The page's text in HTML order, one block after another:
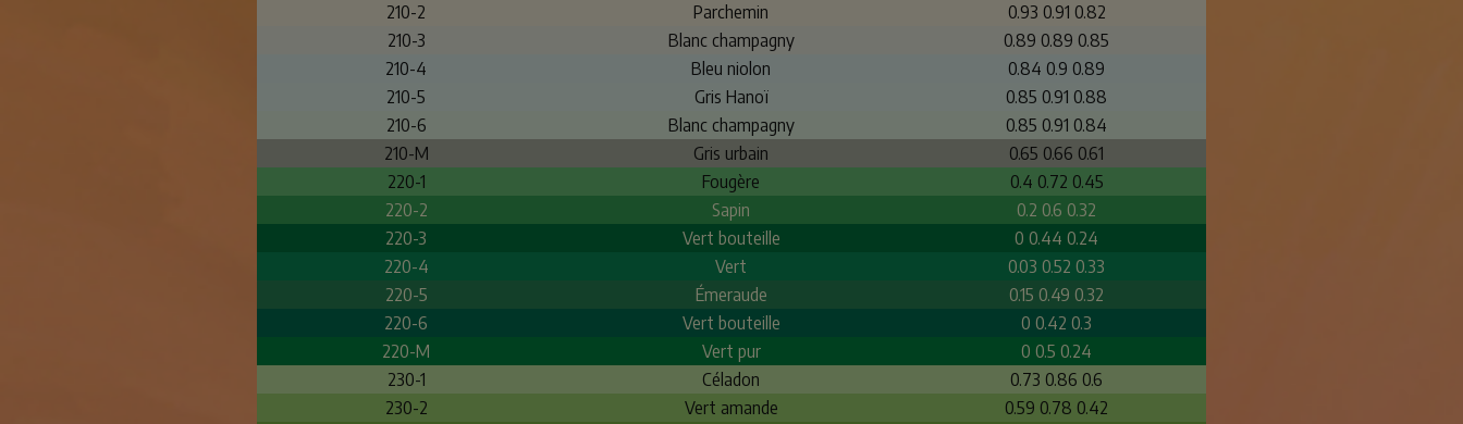
210-2
Parchemin
0.93 0.91 0.82
210-3
Blanc champagny
0.89 0.89 0.85
210-4
Bleu niolon
0.84 0.9 0.89
210-5
Gris Hanoï
0.85 0.91 0.88
210-6
Blanc champagny
0.85 0.91 0.84
210-M
Gris urbain
0.65 0.66 0.61
220-1
Fougère
0.4 0.72 0.45
220-2
Sapin
0.2 0.6 0.32
220-3
Vert bouteille
0 0.44 0.24
220-4
Vert
0.03 0.52 0.33
220-5
Émeraude
0.15 0.49 0.32
220-6
Vert bouteille
0 0.42 0.3
220-M
Vert pur
0 0.5 0.24
230-1
Céladon
0.73 0.86 0.6
230-2
Vert amande
0.59 0.78 0.42